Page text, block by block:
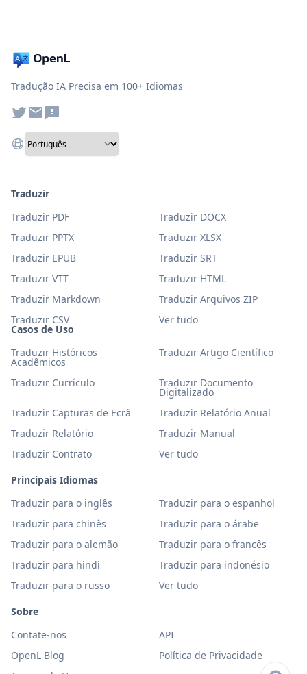
Tradução IA Precisa em 100+ Idiomas
Casos de Uso
Traduzir Históricos
Acadêmicos
Traduzir Artigo Científico
Traduzir Currículo Traduzir Documento
Digitalizado
Traduzir Capturas de Ecrã
Traduzir Relatório Anual
Traduzir Relatório
Traduzir Manual
Traduzir Contrato
Ver tudo
Principais Idiomas
Traduzir para o inglês
Traduzir para o espanhol
Traduzir para chinês
Traduzir para o árabe
Traduzir para o alemão
Traduzir para o francês
Traduzir para hindi
Traduzir para indonésio
Traduzir para o russo
Ver tudo
Traduzir
Traduzir PDF
Traduzir DOCX
Traduzir PPTX
Traduzir XLSX
Traduzir EPUB
Traduzir SRT
Traduzir VTT
Traduzir HTML
Traduzir Markdown
Traduzir Arquivos ZIP
Traduzir CSV
Ver tudo
Sobre
Contate-nos
API
OpenL Blog
Política de Privacidade